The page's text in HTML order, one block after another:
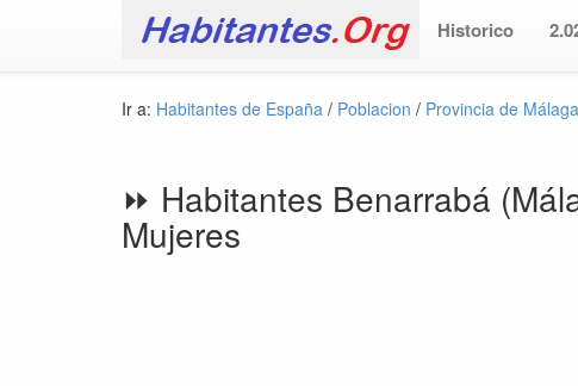
Historico
Ir a: Habitantes de España / Poblacion / Provincia de Málaga
⏩ Habitantes Benarrabá
Mujeres